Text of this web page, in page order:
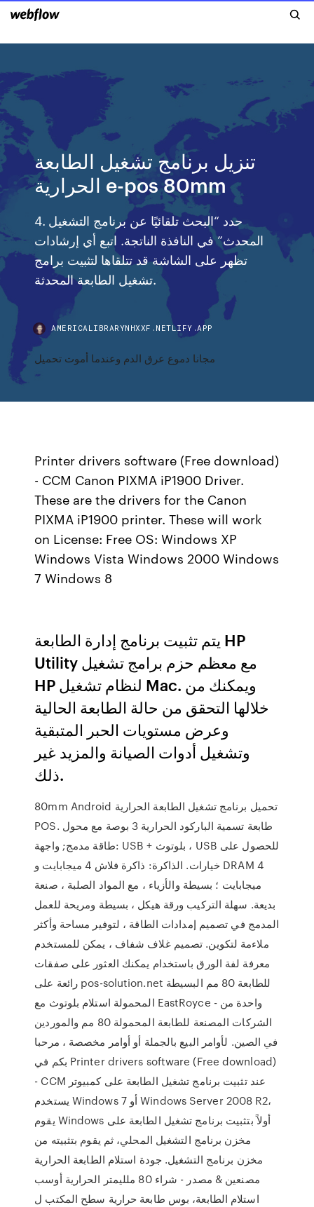
تنزيل برنامج تشغيل الطابعة
الحرارية e-pos 80mm
4. حدد “البحث تلقائيًا عن برنامج التشغيل
المحدث” في النافذة الناتجة. اتبع أي إرشادات
تظهر على الشاشة قد تتلقاها لتثبيت برامج
تشغيل الطابعة المحدثة.
AMERICALIBRARYNHXXF.NETLIFY.APP
مجانا دموع عرق الدم وعندما أموت تحميل
Printer drivers software (Free download)
- CCM Canon PIXMA iP1900 Driver.
These are the drivers for the Canon
PIXMA iP1900 printer. These will work
on License: Free OS: Windows XP
Windows Vista Windows 2000 Windows
7 Windows 8
يتم تثبيت برنامج إدارة الطابعة HP
Utility مع معظم حزم برامج تشغيل
HP لنظام تشغيل Mac. ويمكنك من
خلالها التحقق من حالة الطابعة الحالية
وعرض مستويات الحبر المتبقية
وتشغيل أدوات الصيانة والمزيد غير
ذلك.
80mm Android تحميل برنامج تشغيل الطابعة الحرارية
POS. طابعة تسمية الباركود الحرارية 3 بوصة مع محول
طاقة مدمج; واجهة: USB + بلوتوث ، USB للحصول على
خيارات. الذاكرة: ذاكرة فلاش 4 ميجابايت و DRAM 4
ميجابايت ؛ بسيطة والأزياء ، مع المواد الصلبة ، صنعة
بديعة. سهلة التركيب ورقة هيكل ، بسيطة ومريحة للعمل
المدمج في تصميم إمدادات الطاقة ، لتوفير مساحة وأكثر
ملاءمة لتكوين. تصميم غلاف شفاف ، يمكن للمستخدم
معرفة لفة الورق باستخدام يمكنك العثور على صفقات
رائعة على pos-solution.net للطابعة 80 مم البسيطة
المحمولة استلام بلوتوث مع EastRoyce - واحدة من
الشركات المصنعة للطابعة المحمولة 80 مم والموردين
في الصين. لأوامر البيع بالجملة أو أوامر مخصصة ، مرحبا
بكم في Printer drivers software (Free download)
- CCM عند تثبيت برنامج تشغيل الطابعة على كمبيوتر
يستخدم Windows 7 أو Windows Server 2008 R2،
يقوم Windows أولاً بتثبيت برنامج تشغيل الطابعة على
مخزن برنامج التشغيل المحلي، ثم يقوم بتثبيته من
مخزن برنامج التشغيل. جودة استلام الطابعة الحرارية
مصنعين & مصدر - شراء 80 ملليمتر الحرارية أوسب
استلام الطابعة، بوس طابعة حرارية سطح المكتب ل